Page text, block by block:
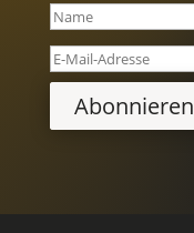
Abonnieren